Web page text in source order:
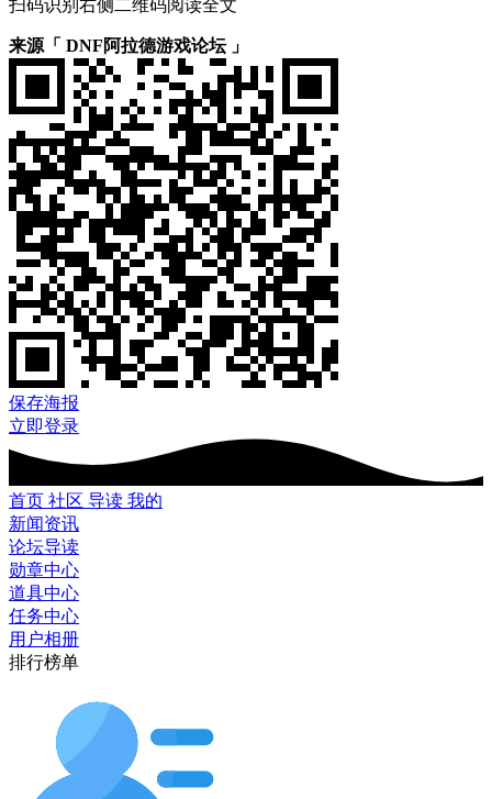
扫码识别右侧二维码阅读全文
来源「 DNF阿拉德游戏论坛 」
保存海报
立即登录
首页 社区 导读 我的
新闻资讯
论坛导读
勋章中心
道具中心
任务中心
用户相册
排行榜单